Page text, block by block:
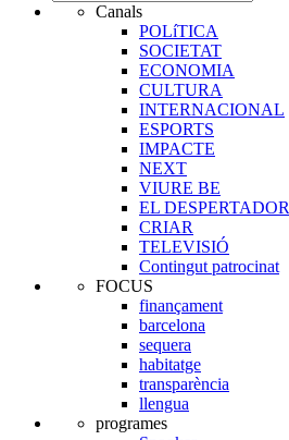
Canals
POLíTICA
SOCIETAT
ECONOMIA
CULTURA
INTERNACIONAL
ESPORTS
IMPACTE
NEXT
VIURE BE
EL DESPERTADOR
CRIAR
TELEVISIÓ
Contingut patrocinat
FOCUS
finançament
barcelona
sequera
habitatge
transparència
llengua
programes